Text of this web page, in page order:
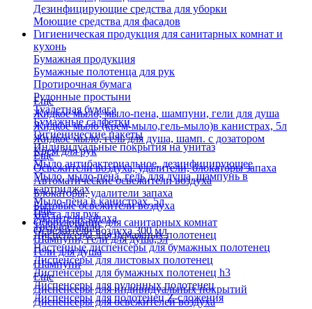
Дезинфицирующие средства для уборки
Моющие средства для фасадов
Гигиеническая продукция для санитарных комнат и
кухонь
Бумажная продукция
Бумажные полотенца для рук
Протирочная бумага
Рулонные простыни
Туалетная бумага
Бумажные салфетки
Гигиенические пакеты
Индивидуальные покрытия на унитаз
Еще
Жидкое мыло, мыло-пена, шампуни, гели для душа
Жидкое мыло (крем-мыло,гель-мыло)в канистрах, 5л
Жидкое мыло, гель для душа, шамп. с дозатором
Крем для рук
Мыло антибактериальное, дезинфицирующее
Мыло, мыло-пена, гель для душа, шампунь в
картриджах
Мыло-пена в канистрах, 5л
Паста для рук
Твердое мыло
Шампуни, гели для душа,5л
Гели для душа
Шампуни
Еще
Освежители воздуха, удалители, блокаторы запаха
Автоматические освежители воздуха
Блокаторы, удалители запаха
Бытовые освежители воздуха
Удалители запаха
Освежители воздуха 300 мл
Еще
Оборудование для санитарных комнат
Диспенсеры для бумажных полотенец
Настенные диспенсеры для бумажных полотенец
Диспенсеры для листовых полотенец
Диспенсеры для бумажных полотенец h3
Диспенсеры для рулонных полотенец
Диспенсеры для полотенец Z-сложения
Еще
Диспенсеры для индивидуальных покрытий
Диспенсеры для освежителей воздуха